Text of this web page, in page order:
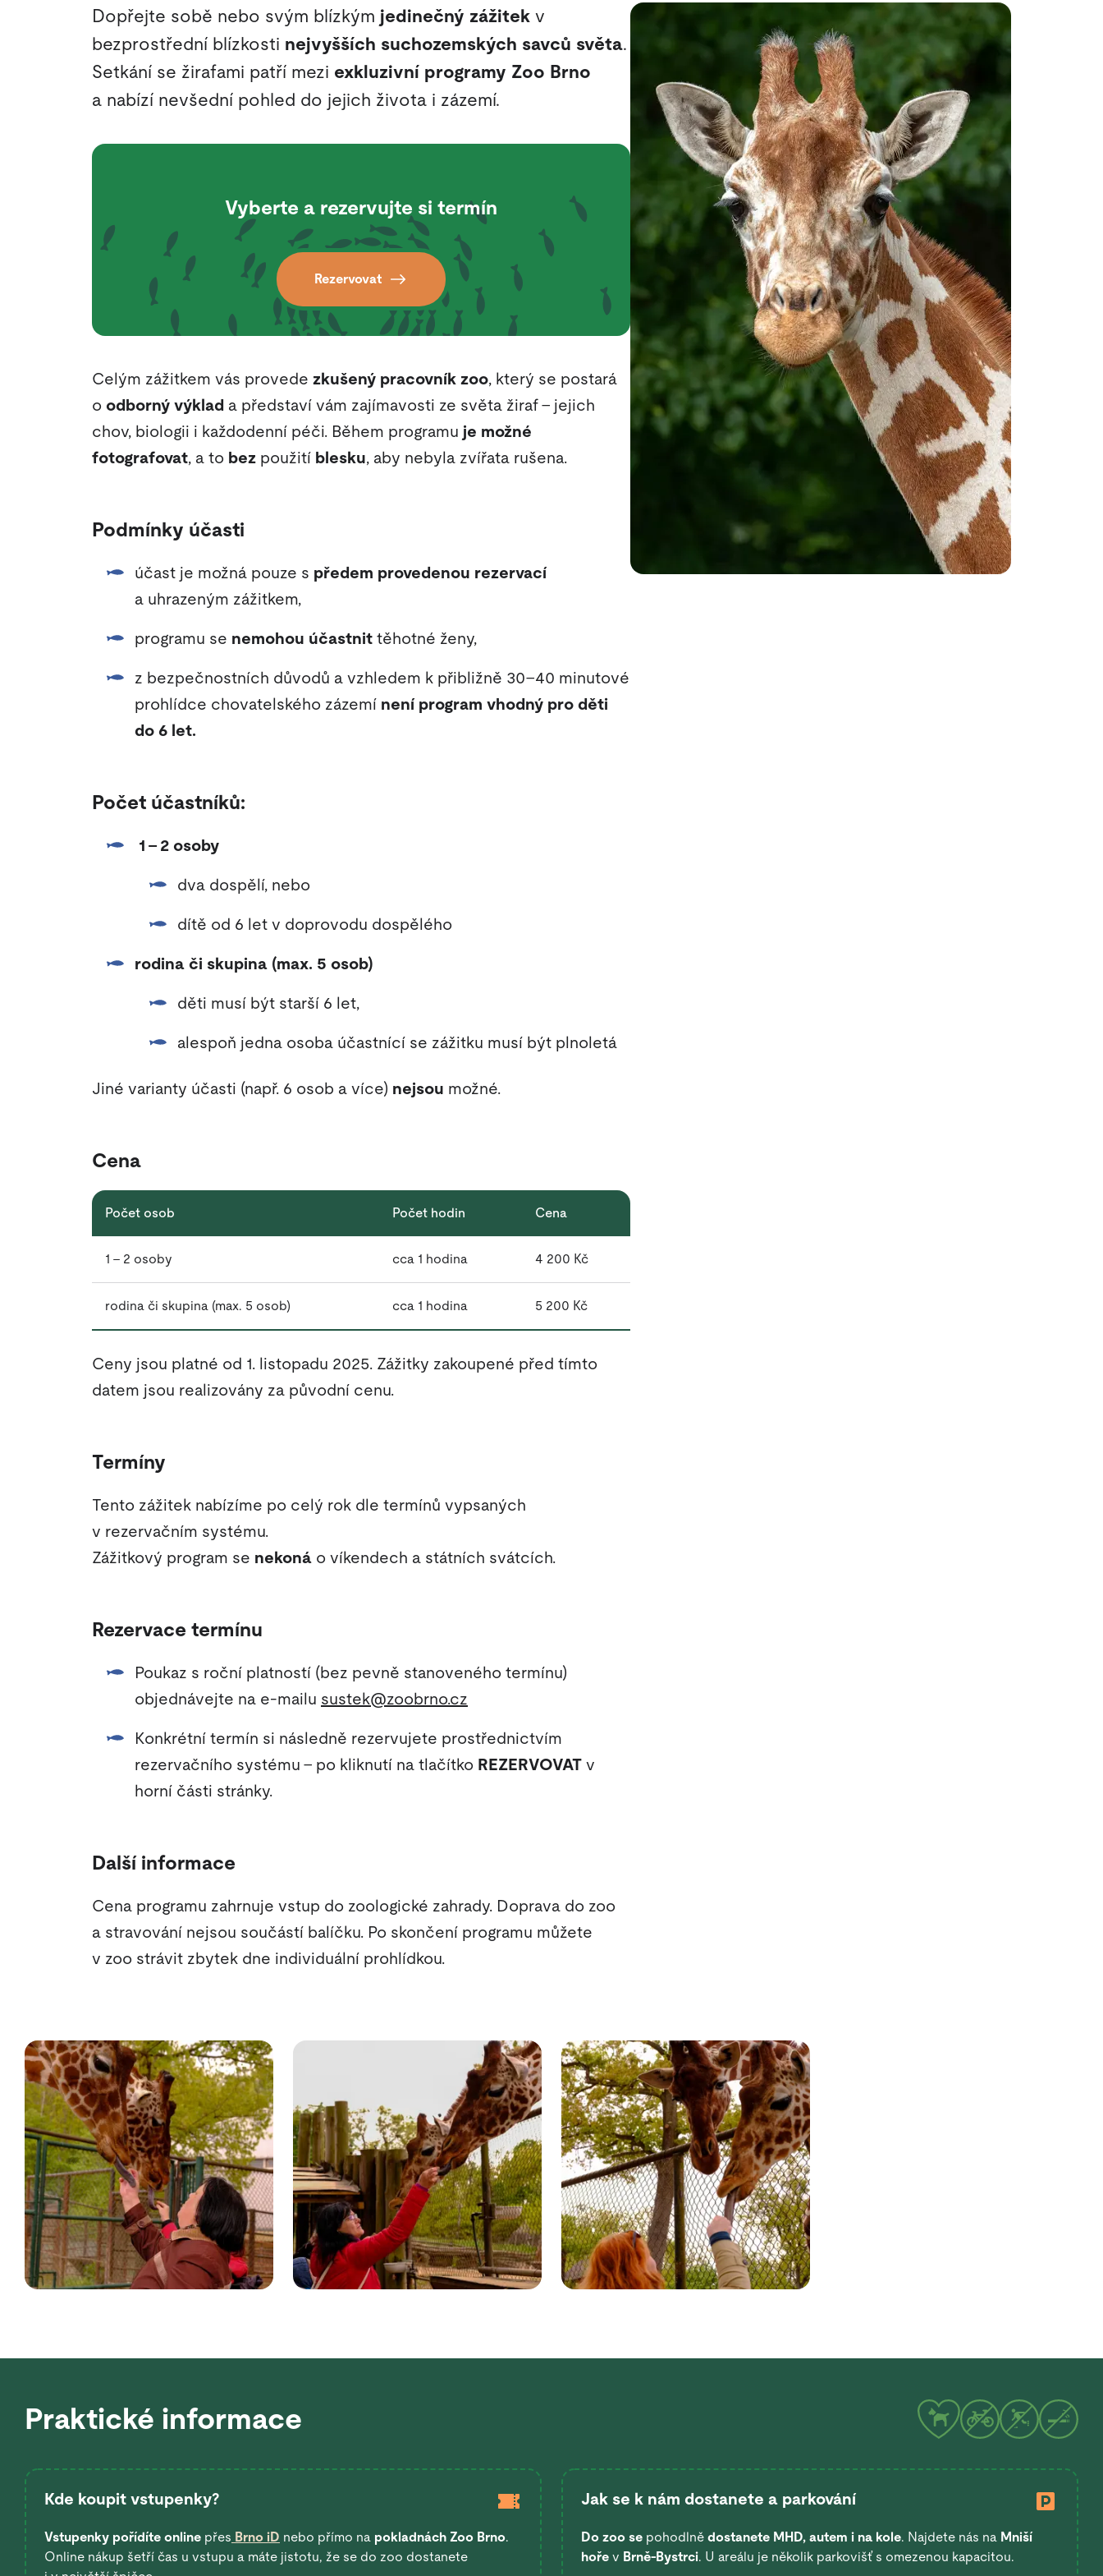
Dopřejte sobě nebo svým blízkým jedinečný zážitek v
bezprostřední blízkosti nejvyšších suchozemských savců světa.
Setkání se žirafami patří mezi exkluzivní programy Zoo Brno
a nabízí nevšední pohled do jejich života i zázemí.
Vyberte a rezervujte si termín
Rezervovat
Celým zážitkem vás provede zkušený pracovník zoo, který se postará
o odborný výklad a představí vám zajímavosti ze světa žiraf – jejich
chov, biologii i každodenní péči. Během programu je možné
fotografovat, a to bez použití blesku, aby nebyla zvířata rušena.
Podmínky účasti
účast je možná pouze s předem provedenou rezervací
a uhrazeným zážitkem,
programu se nemohou účastnit těhotné ženy,
z bezpečnostních důvodů a vzhledem k přibližně 30–40 minutové
prohlídce chovatelského zázemí není program vhodný pro děti
do 6 let.
Počet účastníků:
1 - 2 osoby
dva dospělí, nebo
dítě od 6 let v doprovodu dospělého
rodina či skupina (max. 5 osob)
děti musí být starší 6 let,
alespoň jedna osoba účastnící se zážitku musí být plnoletá
Jiné varianty účasti (např. 6 osob a více) nejsou možné.
Cena
Počet osob Počet hodin Cena
1 - 2 osoby cca 1 hodina 4 200 Kč
rodina či skupina (max. 5 osob) cca 1 hodina 5 200 Kč
Ceny jsou platné od 1. listopadu 2025. Zážitky zakoupené před tímto
datem jsou realizovány za původní cenu.
Termíny
Tento zážitek nabízíme po celý rok dle termínů vypsaných
v rezervačním systému.
Zážitkový program se nekoná o víkendech a státních svátcích.
Rezervace termínu
Poukaz s roční platností (bez pevně stanoveného termínu)
objednávejte na e-mailu sustek@zoobrno.cz
Konkrétní termín si následně rezervujete prostřednictvím
rezervačního systému – po kliknutí na tlačítko REZERVOVAT v
horní části stránky.
Další informace
Cena programu zahrnuje vstup do zoologické zahrady. Doprava do zoo
a stravování nejsou součástí balíčku. Po skončení programu můžete
v zoo strávit zbytek dne individuální prohlídkou.
Fotogalerie
Praktické informace
Kde koupit vstupenky?
Vstupenky pořídíte online přes Brno iD nebo přímo na pokladnách Zoo Brno.
Online nákup šetří čas u vstupu a máte jistotu, že se do zoo dostanete
Jak se k nám dostanete a parkování
Do zoo se pohodlně dostanete MHD, autem i na kole. Najdete nás na Mniší
hoře v Brně-Bystrci. U areálu je několik parkovišť s omezenou kapacitou.